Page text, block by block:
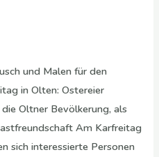
und Malen für den
in Olten: Ostereier
Oltner Bevölkerung, als
Am Karfreitag
sich interessierte Personen